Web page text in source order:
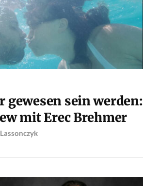
gewesen sein werden:
mit Erec Brehmer